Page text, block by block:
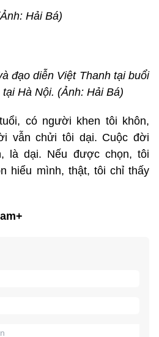
Hải Bá)
đạo diễn Việt Thanh tại buổi
Hà Nội. (Ảnh: Hải Bá)
có người khen tôi khôn,
vẫn chửi tôi dại. Cuộc đời
là dại. Nếu được chọn, tôi
hiểu mình, thật, tôi chỉ thấy